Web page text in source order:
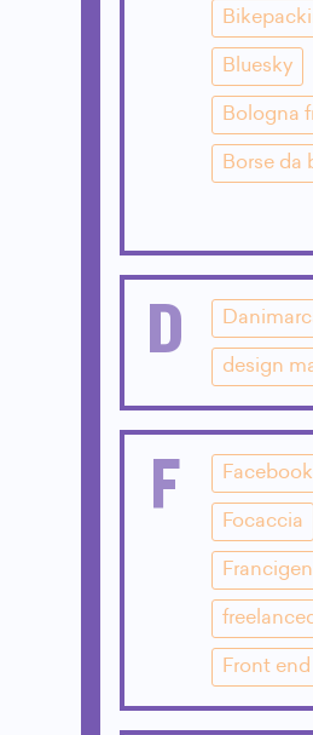
Bluesky
Bologna
Borse da
D design
F Facebook
Focaccia
Front end